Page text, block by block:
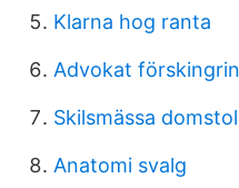
Klarna hog ranta
Advokat
Skilsmässa
Anatomi svalg